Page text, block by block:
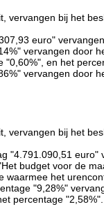
vervangen bij het
euro"
vervangen door
en het
vervangen door
vervangen bij het
"4.791.090,51
budget voor de
waarmee het
"9,28%"
percentage "2,58%".